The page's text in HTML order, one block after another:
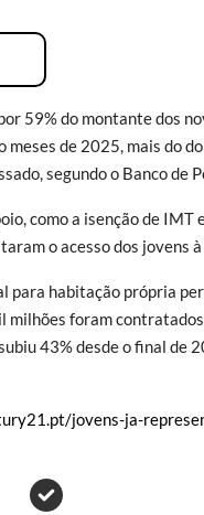
59% do montante dos
de 2025, mais do
segundo o Banco de
como a isenção de IMT
o acesso dos jovens
para habitação própria
milhões foram
43% desde o final de
jovens-ja-